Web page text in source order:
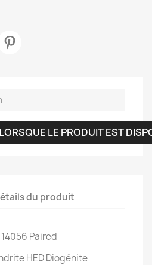
LE PRODUIT EST
du produit
14056 Paired
HED Diogénite